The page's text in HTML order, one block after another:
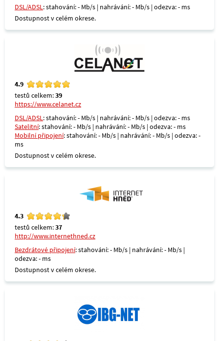
DSL/ADSL: stahování: - Mb/s | nahrávání: - Mb/s | odezva: - ms
Dostupnost v celém okrese.
4.9
testů celkem:39
https://www.celanet.cz
DSL/ADSL: stahování: - Mb/s | nahrávání: - Mb/s | odezva: - ms
Satelitní: stahování: - Mb/s | nahrávání: - Mb/s | odezva: - ms
Mobilní připojení: stahování: - Mb/s | nahrávání: - Mb/s | odezva: -
ms
Dostupnost v celém okrese.
4.3
testů celkem:37
http://www.internethned.cz
Bezdrátové připojení: stahování: - Mb/s | nahrávání: - Mb/s |
odezva: - ms
Dostupnost v celém okrese.